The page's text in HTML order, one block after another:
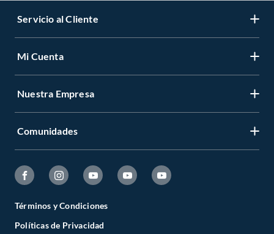
Servicio al Cliente
Mi Cuenta
Nuestra Empresa
Comunidades
Términos y Condiciones
Políticas de Privacidad